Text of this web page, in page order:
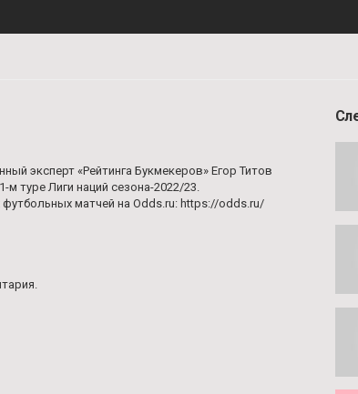
эксперт «Рейтинга Букмекеров» Егор Титов
м туре Лиги наций сезона-2022/23.
матчей на Odds.ru: https://odds.ru/